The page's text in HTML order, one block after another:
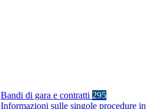
Bandi di gara e contratti 295
Informazioni sulle singole procedure in